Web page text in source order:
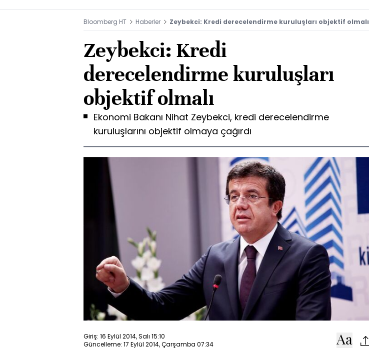
Bloomberg HT Haberler Zeybekci: Kredi derecelendirme kuruluşları objektif olmalı
Zeybekci: Kredi
derecelendirme kuruluşları
objektif olmalı
Ekonomi Bakanı Nihat Zeybekci, kredi derecelendirme
kuruluşlarını objektif olmaya çağırdı
Giriş: 16 Eylül 2014, Salı 15:10
Güncelleme: 17 Eylül 2014, Çarşamba 07:34